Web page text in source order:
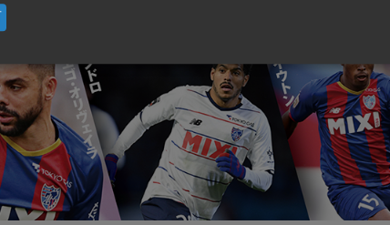
た逸材は、すでにFC東京に欠かせない存在となっている